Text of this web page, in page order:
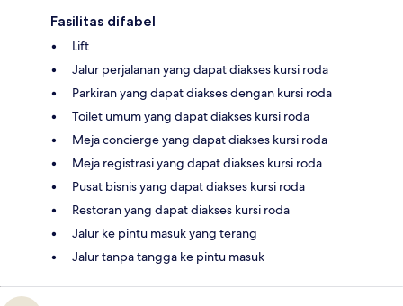
Fasilitas difabel
Lift
Jalur perjalanan yang dapat diakses kursi roda
Parkiran yang dapat diakses dengan kursi roda
Toilet umum yang dapat diakses kursi roda
Meja concierge yang dapat diakses kursi roda
Meja registrasi yang dapat diakses kursi roda
Pusat bisnis yang dapat diakses kursi roda
Restoran yang dapat diakses kursi roda
Jalur ke pintu masuk yang terang
Jalur tanpa tangga ke pintu masuk